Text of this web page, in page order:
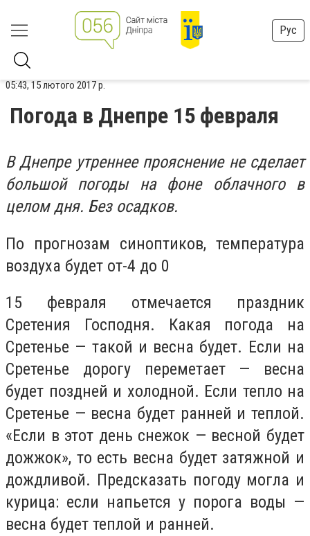
Рус
05:43, 15 лютого 2017 р.
Погода в Днепре 15 февраля
В Днепре утреннее прояснение не сделает
большой погоды на фоне облачного в
целом дня. Без осадков.
По прогнозам синоптиков, температура
воздуха будет от-4 до 0
15 февраля отмечается праздник
Сретения Господня. Какая погода на
Сретенье — такой и весна будет. Если на
Сретенье дорогу переметает — весна
будет поздней и холодной. Если тепло на
Сретенье — весна будет ранней и теплой.
«Если в этот день снежок — весной будет
дожжок», то есть весна будет затяжной и
дождливой. Предсказать погоду могла и
курица: если напьется у порога воды —
весна будет теплой и ранней.